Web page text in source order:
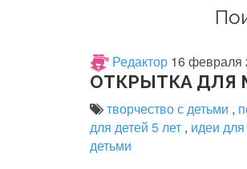
Редактор 16 февраля
ОТКРЫТКА ДЛЯ
творчество с детьми ,
для детей 5 лет , идеи
детьми